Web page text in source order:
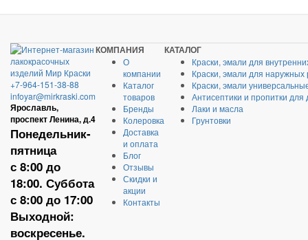
+7-964-151-38-88
infoyar@mirkraski.com
Ярославль,
проспект Ленина, д.4
Понедельник-
пятница
с 8:00 до
18:00. Суббота
с 8:00 до 17:00
Выходной:
воскресенье.
КОМПАНИЯ
О
компании
Каталог
товаров
Бренды
Колеровка
Доставка
и оплата
Блог
Отзывы
Скидки и
акции
Контакты
КАТАЛОГ
Краски, эмали для
Краски, эмали для наружных
Краски, эмали
Антисептики и пропитки для
Лаки и масла
Грунтовки